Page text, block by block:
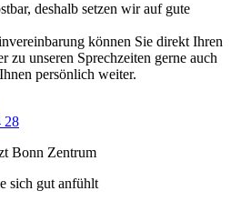
deshalb setzen wir auf gute
können Sie direkt Ihren
zu unseren Sprechzeiten gerne auch
persönlich weiter.
28
Bonn Zentrum
sich gut anfühlt